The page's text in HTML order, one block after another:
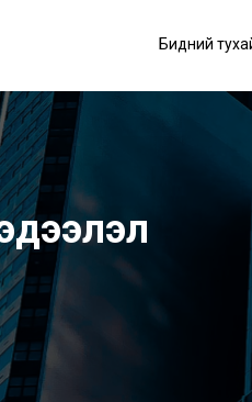
Бидний